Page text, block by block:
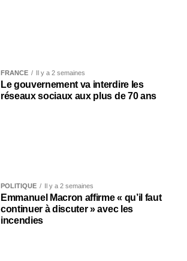
FRANCE Il y a 2 semaines
Le gouvernement va interdire les
réseaux sociaux aux plus de 70 ans
POLITIQUE Il y a 2 semaines
Emmanuel Macron affirme « qu’il faut
continuer à discuter » avec les
incendies